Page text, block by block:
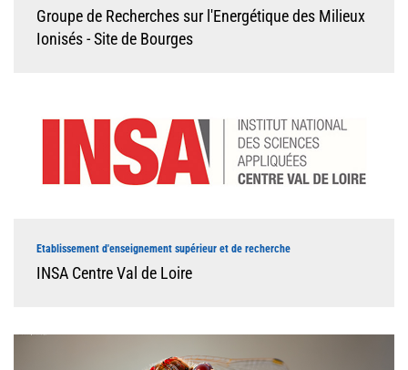
Groupe de Recherches sur l'Energétique des Milieux
Ionisés - Site de Bourges
Etablissement d'enseignement supérieur et de recherche
INSA Centre Val de Loire